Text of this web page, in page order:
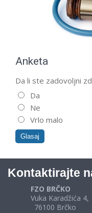
Anketa
Da li ste zadovoljni
Da
Ne
Vrlo malo
Kontaktirajte
FZO BRČKO
Vuka Karadžića 4,
76100 Brčko